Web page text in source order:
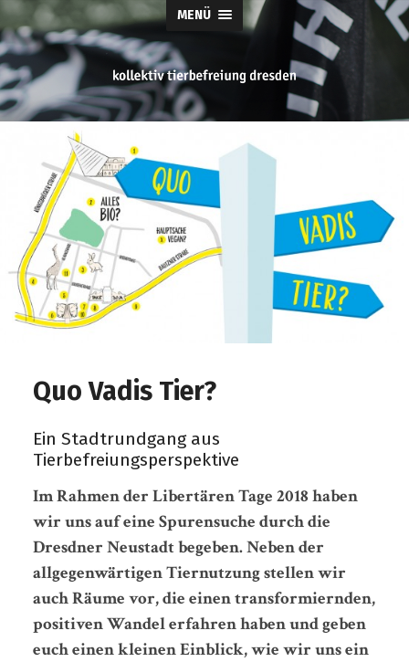
MENÜ
tierbefreiung
dresden
Quo Vadis Tier?
Ein Stadtrundgang aus
Tierbefreiungsperspektive
Im Rahmen der Libertären Tage 2018 haben
wir uns auf eine Spurensuche durch die
Dresdner Neustadt begeben. Neben der
allgegenwärtigen Tiernutzung stellen wir
auch Räume vor, die einen transformiernden,
positiven Wandel erfahren haben und geben
euch einen kleinen Einblick, wie wir uns ein